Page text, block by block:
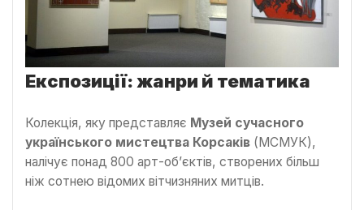
Експозиції: жанри й тематика
Колекція, яку представляє Музей сучасного
українського мистецтва Корсаків (МСМУК),
налічує понад 800 арт-об’єктів, створених більш
ніж сотнею відомих вітчизняних митців.